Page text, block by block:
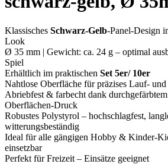
Klassisches Schwarz-Gelb-Panel-Design
Look
Ø 35 mm | Gewicht: ca. 24 g – optimal
Spiel
Erhältlich im praktischen Set 5er/ 10er
Nahtlose Oberfläche für präzises Lauf-
Abriebfest & farbecht dank
Oberflächen-Druck
Robustes Polystyrol – hochschlagfest,
witterungsbeständig
Ideal für alle gängigen Hobby & Kinder-
einsetzbar
Perfekt für Freizeit – Einsätze geeignet